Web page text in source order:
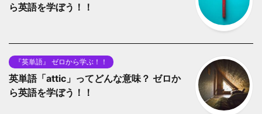
ら英語を学ぼう！！
『英単語』 ゼロから学ぶ！！
英単語「attic」ってどんな意味？ ゼロか
ら英語を学ぼう！！